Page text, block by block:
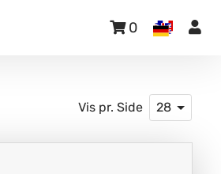
0
Vis pr. Side 28